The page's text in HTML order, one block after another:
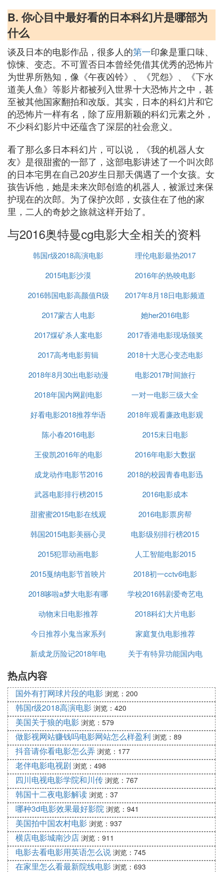
B. 你心目中最好看的日本科幻片是哪部为
什么
谈及日本的电影作品，很多人的第一印象是重口味、
惊悚、变态。不可置否日本曾经凭借其优秀的恐怖片
为世界所熟知，像《午夜凶铃》、《咒怨》、《下水
道美人鱼》等影片都被列入世界十大恐怖片之中，甚
至被其他国家翻拍和改版。其实，日本的科幻片和它
的恐怖片一样有名，除了应用新颖的科幻元素之外，
不少科幻影片中还蕴含了深层的社会意义。
看了那么多日本科幻片，可以说，《我的机器人女
友》是很甜蜜的一部了，这部电影讲述了一个叫次郎
的日本宅男在自己20岁生日那天偶遇了一个女孩。女
孩告诉他，她是未来次郎创造的机器人，被派过来保
护现在的次郎。为了保护次郎，女孩住在了他的家
里，二人的奇妙之旅就这样开始了。
与2016奥特曼cg电影大全相关的资料
韩国r级2018高演电影
理伦电影最热2017
2015电影沙漠
2016年的热映电影
2016韩国电影高颜值R级
2017年8月18日电影频道
节目单
2017蒙古人电影
她her2016电影
2017煤矿杀人案电影
2017香港电影现场颁奖
2017高考电影剪辑
2018十大恶心变态电影
2018年8月30出电影动漫
电影2017时间旅行
2018年国内网剧电影
一对一电影三级大全
2017
好看电影2018推荐华语
2018年观看廉政电影观
后感
陈小春2016电影
2015末日电影
王俊凯2016年的电影
2016年电影大数据
成龙动作电影节2016
2018的校园青春电影迅
雷下载
武器电影排行榜2015
2016电影成本
甜蜜蜜2015电影在线观
看全集
2016电影票房帮
韩国2015电影美丽心灵
电影级别排行榜2015
2015犯罪动画电影
人工智能电影2015
2015戛纳电影节首映片
2018初一cctv6电影
2018哆啦a梦大电影有哪
些
学校2016韩剧爱奇艺电
影有哪些
动物末日电影推荐
2018科幻大片电影
今日推荐小鬼当家系列
电影
家庭复仇电影推荐
新成龙历险记2018年电
关于有特异功能国内电
热点内容
国外有打网球片段的电影 浏览：200
韩国r级2018高演电影 浏览：420
美国关于狼的电影 浏览：579
做影视网站赚钱吗电影网站怎么样盈利 浏览：89
抖音请你看电影怎么弄 浏览：177
老伴电影电视剧 浏览：498
四川电视电影学院和川传 浏览：767
韩国十二夜电影解读 浏览：37
哪种3d电影效果最好影院 浏览：941
美国拍中国农村电影 浏览：937
横店电影城南沙店 浏览：911
电影去看电影用英语怎么说 浏览：745
在家里怎么看最新院线电影 浏览：693